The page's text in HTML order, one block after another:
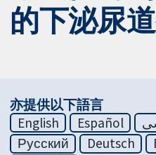
的下泌尿
亦提供以下語言
English
Español
Русский
Deutsch